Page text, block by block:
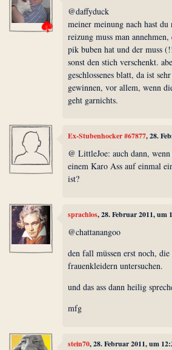
@daffyduck
meiner meinung nach hast
reizung muss man
pik buben hat und der muss
sonst den stich verschenkt.
geschlossenes blatt, da ist
gewinnen, vor allem, wenn
geht garnichts.
Ex-Stubenhocker #67877, 28.
@ LittleJoe: auch dann,
einem Karo Ass auf einmal
ist?
sprachlos, 28. Februar 2011, um
@chattanangoo
den fall müssen erst noch,
frauenkleidern untersuchen.
und das ass dann heilig
mfg
stein70, 28. Februar 2011, um